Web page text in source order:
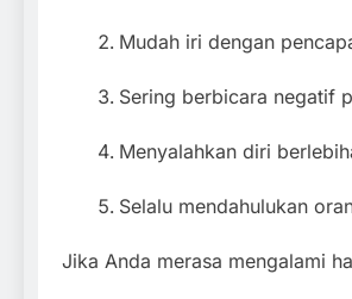
Mudah iri dengan
Sering berbicara negatif
Menyalahkan diri
Selalu mendahulukan
Jika Anda merasa mengalami